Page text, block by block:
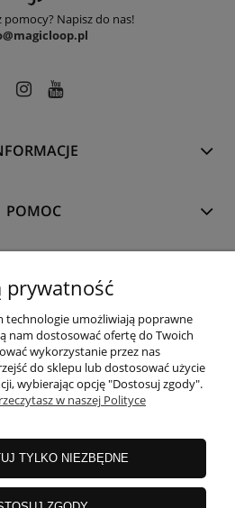
pomocy? Napisz do nas!
POMOC
I DOSTAWA
O NAS
©Magicloop
prywatność
technologie umożliwiają poprawne
nam dostosować ofertę do Twoich
wykorzystanie przez nas
do sklepu lub dostosować użycie
wybierając opcję "Dostosuj zgody".
w naszej Polityce
TYLKO NIEZBĘDNE